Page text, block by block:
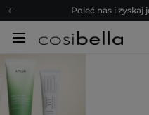
Poleć nas i zyskaj
Zapisz się na
Poleć nas i